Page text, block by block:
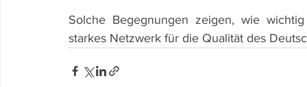
Solche Begegnungen zeigen, wie
starkes Netzwerk für die Qualität des